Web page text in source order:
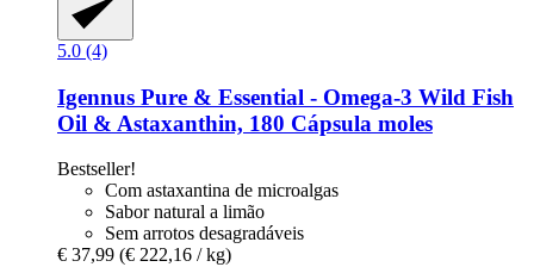
5.0 (4)
Igennus Pure & Essential -​ Omega-​3 Wild Fish
Oil & Astaxanthin, 180 Cápsula moles
Bestseller!
Com astaxantina de microalgas
Sabor natural a limão
Sem arrotos desagradáveis
€ 37,99 (€ 222,16 / kg)